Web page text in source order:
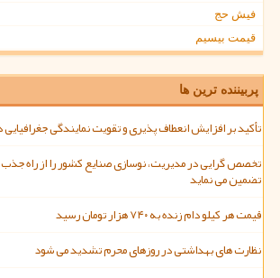
فیش حج
قیمت بیسیم
پربیننده ترین ها
تأکید بر افزایش انعطاف پذیری و تقویت نمایندگی جغرافیایی
تخصص گرایی در مدیریت، نوسازی صنایع کشور را از راه
تضمین می نماید
قیمت هر کیلو دام زنده به ۷۴۰ هزار تومان رسید
نظارت های بهداشتی در روزهای محرم تشدید می شود